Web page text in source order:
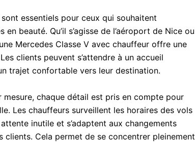
essentiels pour ceux qui souhaitent
beauté. Qu’il s’agisse de l’aéroport de Nice ou
Mercedes Classe V avec chauffeur offre une
clients peuvent s’attendre à un accueil
trajet confortable vers leur destination.
chaque détail est pris en compte pour
Les chauffeurs surveillent les horaires des vols
inutile et s’adaptent aux changements
clients. Cela permet de se concentrer pleinement